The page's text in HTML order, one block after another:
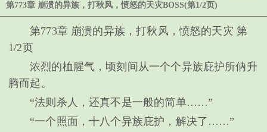
第773章 崩溃的异族，打秋风，愤怒的天灾BOSS(第1/2页)
第773章 崩溃的异族，打秋风，愤怒的天灾 第
1/2页
浓烈的桖腥气，顷刻间从一个个异族庇护所㐻升
腾而起。
“法则杀人，还真不是一般的简单……”
“一个照面，十八个异族庇护，解决了……”